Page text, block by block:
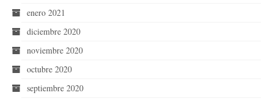
enero 2021
diciembre 2020
noviembre 2020
octubre 2020
septiembre 2020